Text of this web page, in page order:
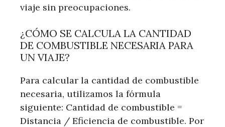
viaje sin preocupaciones.
¿CÓMO SE CALCULA LA CANTIDAD
DE COMBUSTIBLE NECESARIA PARA
UN VIAJE?
Para calcular la cantidad de combustible
necesaria, utilizamos la fórmula
siguiente: Cantidad de combustible =
Distancia / Eficiencia de combustible. Por